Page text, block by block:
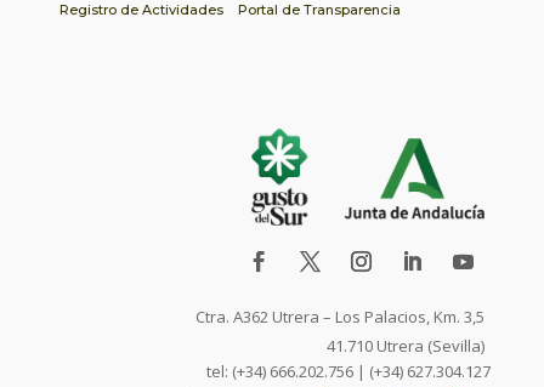
Registro de Actividades
Portal de Transparencia
Ctra. A362 Utrera – Los Palacios, Km. 3,5
41.710 Utrera (Sevilla)
tel: (+34) 666.202.756 | (+34) 627.304.127